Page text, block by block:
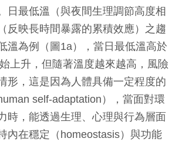
日最低溫（與夜間生理調節高度相
反映長時間暴露的累積效應）之趨
溫為例（圖1a），當日最低溫高於
上升，但隨著溫度越來越高，風險
形，這是因為人體具備一定程度的
self-adaptation），當面對環
時，能透過生理、心理與行為層面
內在穩定（homeostasis）與功能